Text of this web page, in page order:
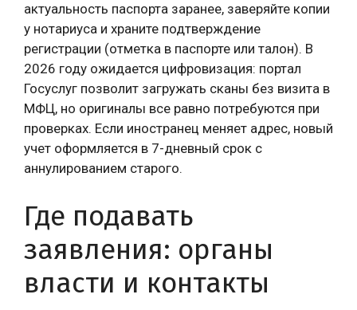
актуальность паспорта заранее, заверяйте копии
у нотариуса и храните подтверждение
регистрации (отметка в паспорте или талон). В
2026 году ожидается цифровизация: портал
Госуслуг позволит загружать сканы без визита в
МФЦ, но оригиналы все равно потребуются при
проверках. Если иностранец меняет адрес, новый
учет оформляется в 7-дневный срок с
аннулированием старого.
Где подавать
заявления: органы
власти и контакты